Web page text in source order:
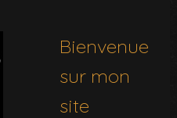
Bienvenue
sur mon
site